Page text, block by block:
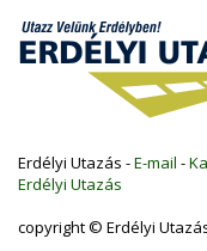
Erdélyi Utazás -E-mail -
Erdélyi Utazás
copyright © Erdélyi